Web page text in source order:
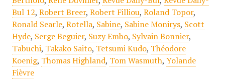
Bul 12, Robert Breer, Robert Filliou, Roland Topor,
Ronald Searle, Rotella, Sabine, Sabine Monirys, Scott
Hyde, Serge Beguier, Suzy Embo, Sylvain Bonnier,
Tabuchi, Takako Saito, Tetsumi Kudo, Théodore
Koenig, Thomas Highland, Tom Wasmuth, Yolande
Fièvre